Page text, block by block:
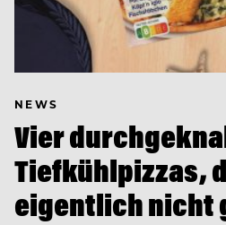
NEWS
Vier
Tiefkühlpizzas,
eigentlich nicht